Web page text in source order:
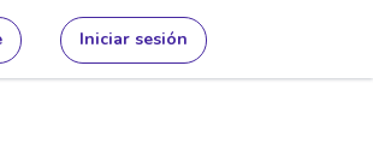
Iniciar sesión